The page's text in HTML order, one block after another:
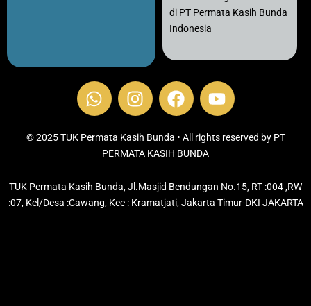
di PT Permata Kasih Bunda
Indonesia
W
h
t
p
p
I
n
t
a
r
a
F
a
e
b
o
k
Y
o
t
e
© 2025 TUK Permata Kasih Bunda • All rights reserved by PT
PERMATA KASIH BUNDA
TUK Permata Kasih Bunda, Jl.Masjid Bendungan No.15, RT :004 ,RW
:07, Kel/Desa :Cawang, Kec : Kramatjati, Jakarta Timur-DKI JAKARTA